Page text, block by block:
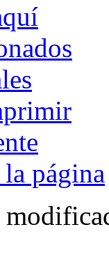
página